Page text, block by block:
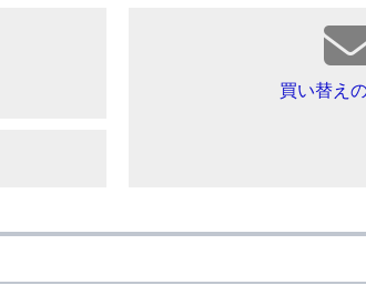
買い替え